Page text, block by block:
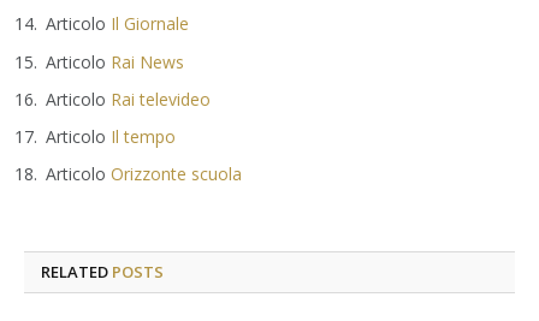
Articolo Il Giornale
Articolo Rai News
Articolo Rai televideo
Articolo Il tempo
Articolo Orizzonte scuola
RELATED POSTS